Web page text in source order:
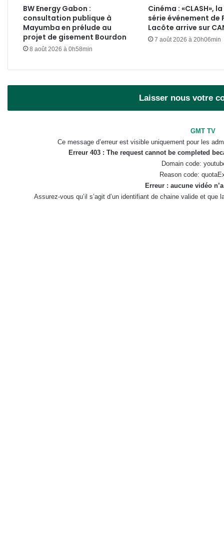
BW Energy Gabon :
consultation publique à
Mayumba en prélude au
projet de gisement Bourdon
8 août 2026 à 0h58min
Cinéma : «CLASH»,
série événement de
Lacôte arrive sur
7 août 2026 à 20h06min
Laisser nous votre
GMT TV
Ce message d’erreur est visible uniquement pour les
Erreur 403 : The request cannot be completed
Domain code:
Reason code:
Erreur : aucune vidéo
Assurez-vous qu’il s’agit d’un identifiant de chaine valide et